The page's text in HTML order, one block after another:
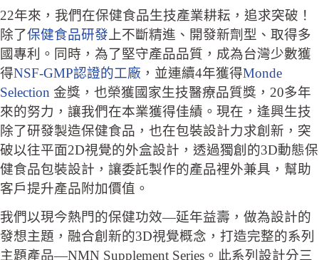
22年來，我們在保健食品生技產業耕耘，追求突破！
除了保健食品研發 上不斷精進、開發新劑型、取得多
國專利。同時，為了堅守產品品質，成為台灣少數獲
得NSF-GMP認證的工廠 ，並連續4年獲得Monde
Selection 金獎，也榮獲國家生技醫療品質獎，20多年
來的努力，讓我們在本業獲得佳績。現在，逢興生技
除了研發製造保健食品，也在包裝設計力求創新，突
破以往平面2D視覺的外盒設計，透過獨創的3D動態保
健食品包裝設計，讓委託製作的產品裡外兼具，幫助
客戶提升產品附加價值。
我們以現今熱門的保健功效—延年益壽，做為設計的
發想主題，融合創新的3D視覺概念，打造完整的系列
主題產品—NMN Supplement Series。此系列設計分三